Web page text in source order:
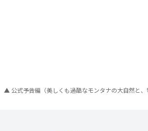
▲ 公式予告編（美しくも過酷なモンタナの大自然と、